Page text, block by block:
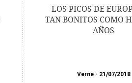
LOS PICOS DE
TAN BONITOS COMO
AÑOS
Verne 21/07/2018